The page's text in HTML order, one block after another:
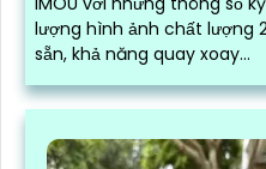
lượng hình ảnh chất lượng
sẵn, khả năng quay xoay...